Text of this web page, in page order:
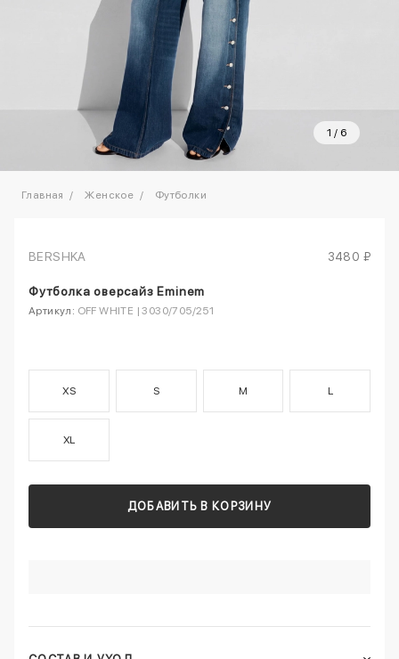
1 / 6
Главная Женское Футболки
BERSHKA 3480 ₽
Футболка оверсайз Eminem
Артикул: OFF WHITE | 3030/705/251
XS S M L
XL
ДОБАВИТЬ В КОРЗИНУ